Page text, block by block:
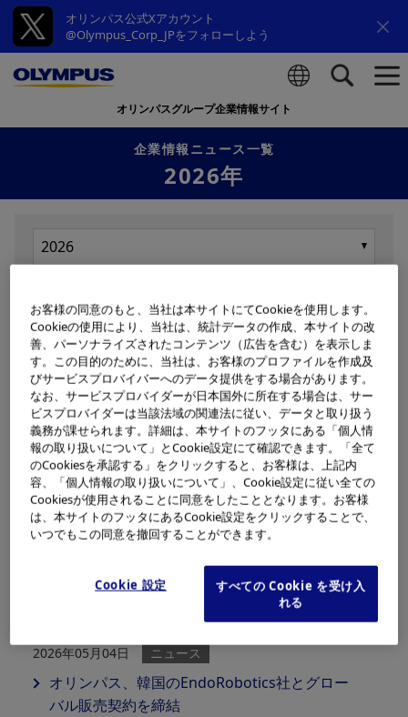
オリンパス公式Xアカウント
@Olympus_Corp_JPをフォローしよう
オリンパスグループ企業情報サイト
企業情報ニュース一覧
2026年
表示
2026年08月07日 ニュース
オリンパス、2027年3月期第1四半期連結業績を
発表
オリンパス、長野事業場に新「B棟」竣工、医
2026年05月04日 ニュース
オリンパス、韓国のEndoRobotics社とグロー
バル販売契約を締結
お客様の同意のもと、当社は本サイトにてCookieを使用します。
Cookieの使用により、当社は、統計データの作成、本サイトの改
善、パーソナライズされたコンテンツ（広告を含む）を表示しま
す。この目的のために、当社は、お客様のプロファイルを作成及
びサービスプロバイバーへのデータ提供をする場合があります。
なお、サービスプロバイダーが日本国外に所在する場合は、サー
ビスプロバイダーは当該法域の関連法に従い、データと取り扱う
義務が課せられます。詳細は、本サイトのフッタにある「個人情
報の取り扱いについて」とCookie設定にて確認できます。「全て
のCookiesを承認する」をクリックすると、お客様は、上記内
容、「個人情報の取り扱いについて」、Cookie設定に従い全ての
Cookiesが使用されることに同意をしたこととなります。お客様
は、本サイトのフッタにあるCookie設定をクリックすることで、
いつでもこの同意を撤回することができます。
Cookie 設定
すべての Cookie を受け入
れる